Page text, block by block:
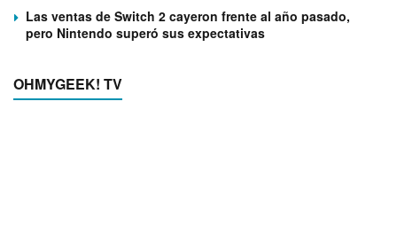
Las ventas de Switch 2 cayeron frente al año pasado,
pero Nintendo superó sus expectativas
OHMYGEEK! TV